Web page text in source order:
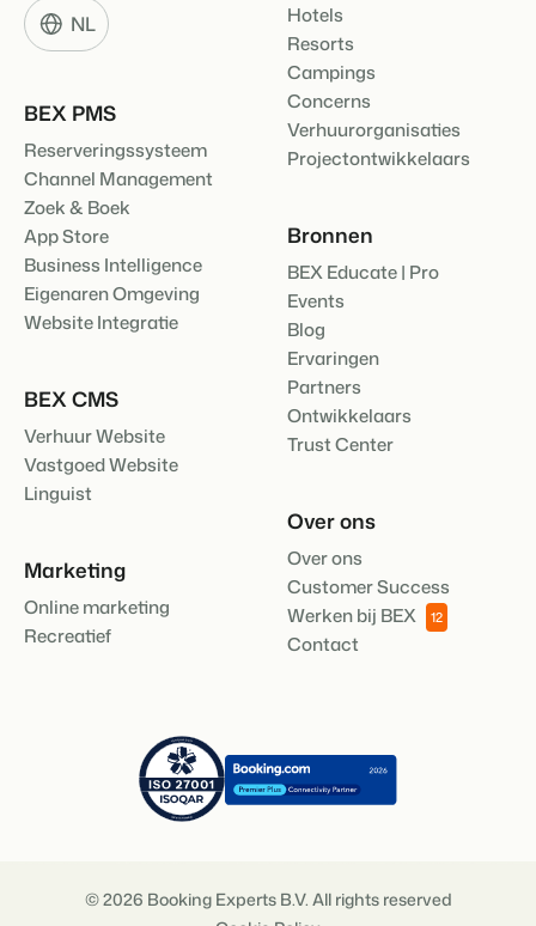
NL
BEX PMS
Reserveringssysteem
Channel Management
Zoek & Boek
App Store
Business Intelligence
Eigenaren Omgeving
Website Integratie
BEX CMS
Verhuur Website
Vastgoed Website
Linguist
Marketing
Online marketing
Recreatief
Hotels
Resorts
Campings
Concerns
Verhuurorganisaties
Projectontwikkelaars
Bronnen
BEX Educate | Pro
Events
Blog
Ervaringen
Partners
Ontwikkelaars
Trust Center
Over ons
Over ons
Customer Success
Werken bij BEX
12
Contact
© 2026 Booking Experts B.V. All rights reserved